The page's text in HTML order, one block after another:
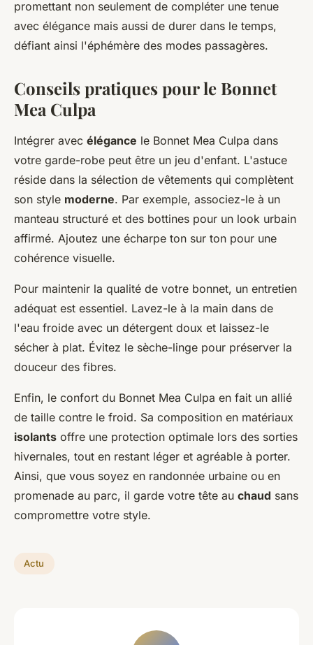
promettant non seulement de compléter une tenue
avec élégance mais aussi de durer dans le temps,
défiant ainsi l'éphémère des modes passagères.
Conseils pratiques pour le Bonnet
Mea Culpa
Intégrer avec élégance le Bonnet Mea Culpa dans
votre garde-robe peut être un jeu d'enfant. L'astuce
réside dans la sélection de vêtements qui complètent
son style moderne. Par exemple, associez-le à un
manteau structuré et des bottines pour un look urbain
affirmé. Ajoutez une écharpe ton sur ton pour une
cohérence visuelle.
Pour maintenir la qualité de votre bonnet, un entretien
adéquat est essentiel. Lavez-le à la main dans de
l'eau froide avec un détergent doux et laissez-le
sécher à plat. Évitez le sèche-linge pour préserver la
douceur des fibres.
Enfin, le confort du Bonnet Mea Culpa en fait un allié
de taille contre le froid. Sa composition en matériaux
isolants offre une protection optimale lors des sorties
hivernales, tout en restant léger et agréable à porter.
Ainsi, que vous soyez en randonnée urbaine ou en
promenade au parc, il garde votre tête au chaud sans
compromettre votre style.
Actu